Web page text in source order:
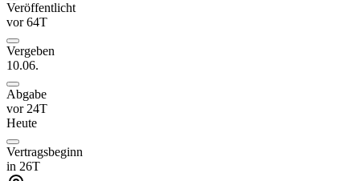
Veröffentlicht
vor 64T
Vergeben
10.06.
Abgabe
vor 24T
Heute
Vertragsbeginn
in 26T